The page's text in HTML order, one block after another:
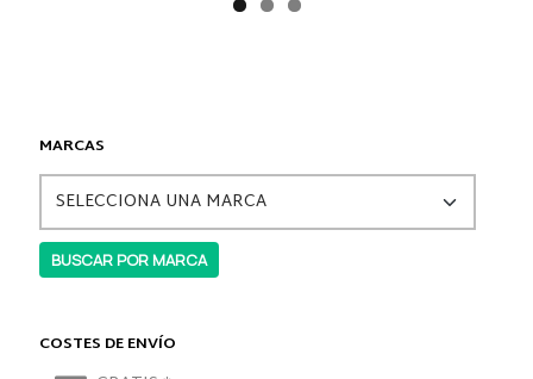
MARCAS
COSTES DE ENVÍO